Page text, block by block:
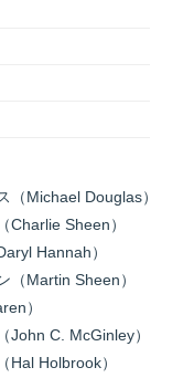
（Michael Douglas）
Charlie Sheen）
Hannah）
（Martin Sheen）
）
John C. McGinley）
Hal Holbrook）